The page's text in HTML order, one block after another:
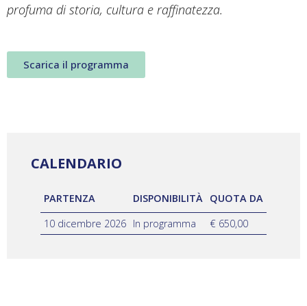
profuma di storia, cultura e raffinatezza.
Scarica il programma
CALENDARIO
PARTENZA DISPONIBILITÀ
QUOTA DA
10 dicembre 2026 In programma € 650,00